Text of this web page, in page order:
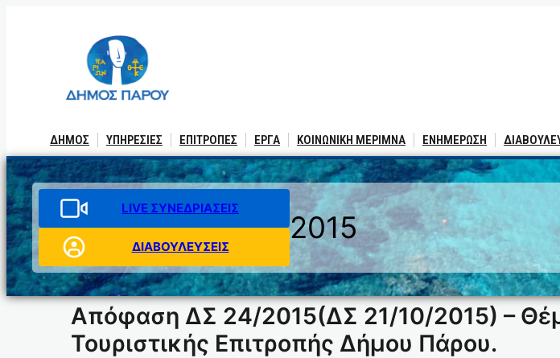
ΔΗΜΟΣ ΥΠΗΡΕΣΙΕΣ ΕΠΙΤΡΟΠΕΣ ΕΡΓΑ ΚΟΙΝΩΝΙΚΗ ΜΕΡΙΜΝΑ ΕΝΗΜΕΡΩΣΗ
LIVE ΣΥΝΕΔΡΙΑΣΕΙΣ
ΔΙΑΒΟΥΛΕΥΣΕΙΣ
2015
Απόφαση ΔΣ 24/2015(ΔΣ 21/10/2015) –
Τουριστικής Επιτροπής Δήμου Πάρου.